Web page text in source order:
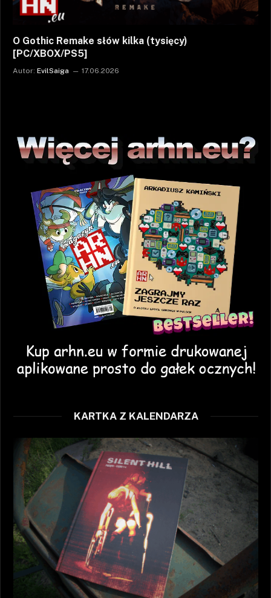
O Gothic Remake słów kilka (tysięcy)
[PC/XBOX/PS5]
Autor: EvilSaiga 17.06.2026
KARTKA Z KALENDARZA